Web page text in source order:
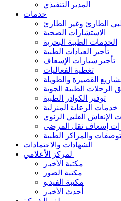
المدير التنفيذي
خدمات
الطارئ وغير الطارئ
الاستشارات الصحية
الخدمات الطبية البحرية
تأجير العيادات الطبية
تأجير سيارات الإسعاف
تغطية الفعاليات
القصيرة والطويلة
الرحلات الطبية الجوية
توفير الكوادر الطبية
خدمات الرعاية المنزلية
إسعاف نقل المرضى
والمراكز الطبية
الشهادات والاعتمادات
المركز الأعلامي
مكتبة الأخبار
مكتبة الصور
مكتبة الفيديو
أحدث الأخبار